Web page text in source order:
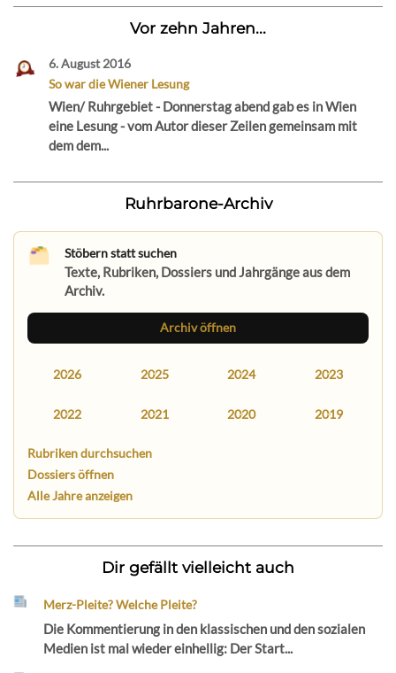
Vor zehn Jahren...
6. August 2016
So war die Wiener Lesung
Wien/ Ruhrgebiet - Donnerstag abend gab es in Wien
eine Lesung - vom Autor dieser Zeilen gemeinsam mit
dem dem...
Ruhrbarone-Archiv
Stöbern statt suchen
Texte, Rubriken, Dossiers und Jahrgänge aus dem
Archiv.
Archiv öffnen
2026 2025 2024 2023
2022 2021 2020 2019
Rubriken durchsuchen
Dossiers öffnen
Alle Jahre anzeigen
Dir gefällt vielleicht auch
Merz-Pleite? Welche Pleite?
Die Kommentierung in den klassischen und den sozialen
Medien ist mal wieder einhellig: Der Start...